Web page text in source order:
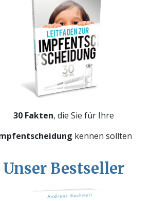
30 Fakten, die Sie für Ihre
kennen sollten
Unser Bestseller